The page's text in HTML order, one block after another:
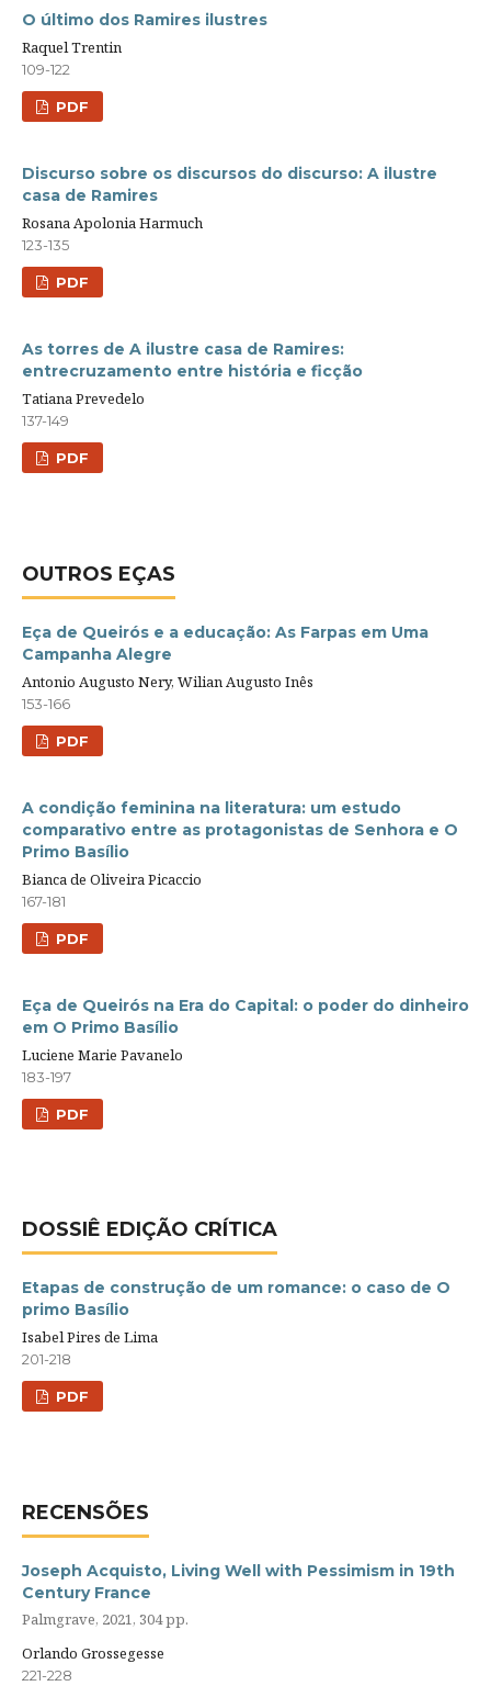
O último dos Ramires ilustres
Raquel Trentin
109-122
PDF
Discurso sobre os discursos do discurso: A ilustre
casa de Ramires
Rosana Apolonia Harmuch
123-135
PDF
As torres de A ilustre casa de Ramires:
entrecruzamento entre história e ficção
Tatiana Prevedelo
137-149
PDF
OUTROS EÇAS
Eça de Queirós e a educação: As Farpas em Uma
Campanha Alegre
Antonio Augusto Nery, Wilian Augusto Inês
153-166
PDF
A condição feminina na literatura: um estudo
comparativo entre as protagonistas de Senhora e O
Primo Basílio
Bianca de Oliveira Picaccio
167-181
PDF
Eça de Queirós na Era do Capital: o poder do dinheiro
em O Primo Basílio
Luciene Marie Pavanelo
183-197
PDF
DOSSIÊ EDIÇÃO CRÍTICA
Etapas de construção de um romance: o caso de O
primo Basílio
Isabel Pires de Lima
201-218
PDF
RECENSÕES
Joseph Acquisto, Living Well with Pessimism in 19th
Century France
Palmgrave, 2021, 304 pp.
Orlando Grossegesse
221-228